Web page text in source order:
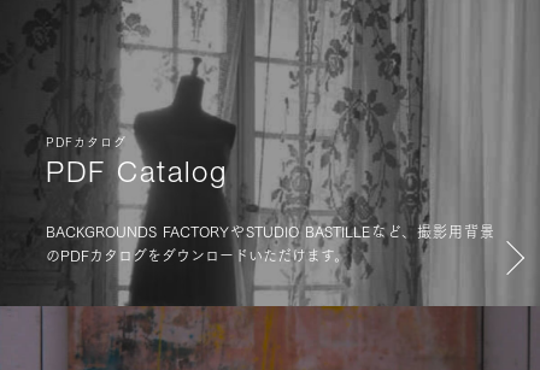
PDFカタログ
PDF Catalog
BACKGROUNDS FACTORYやSTUDIO BASTILLEなど、撮影用背景
のPDFカタログをダウンロードいただけます。